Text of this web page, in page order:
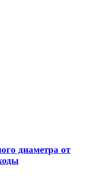
диаметра от